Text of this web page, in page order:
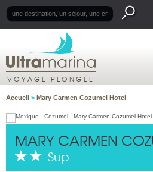
VOYAGE PLONGÉE
Accueil > Mary Carmen Cozumel Hotel
MARY CARMEN
Sup